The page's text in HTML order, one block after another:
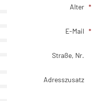
Alter
E-Mail
Straße, Nr.
Adresszusatz